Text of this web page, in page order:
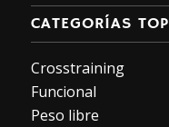
CATEGORÍAS TOP
Crosstraining
Funcional
Peso libre